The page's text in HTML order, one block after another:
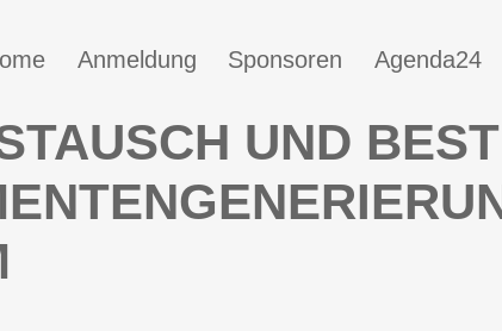
Anmeldung Sponsoren Agenda24
UND